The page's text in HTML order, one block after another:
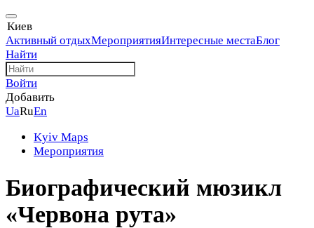
Киев
Активный отдыхМероприятияИнтересные местаБлог
Найти
Войти
Добавить
UaRuEn
Kyiv Maps
Мероприятия
Биографический мюзикл
«Червона рута»